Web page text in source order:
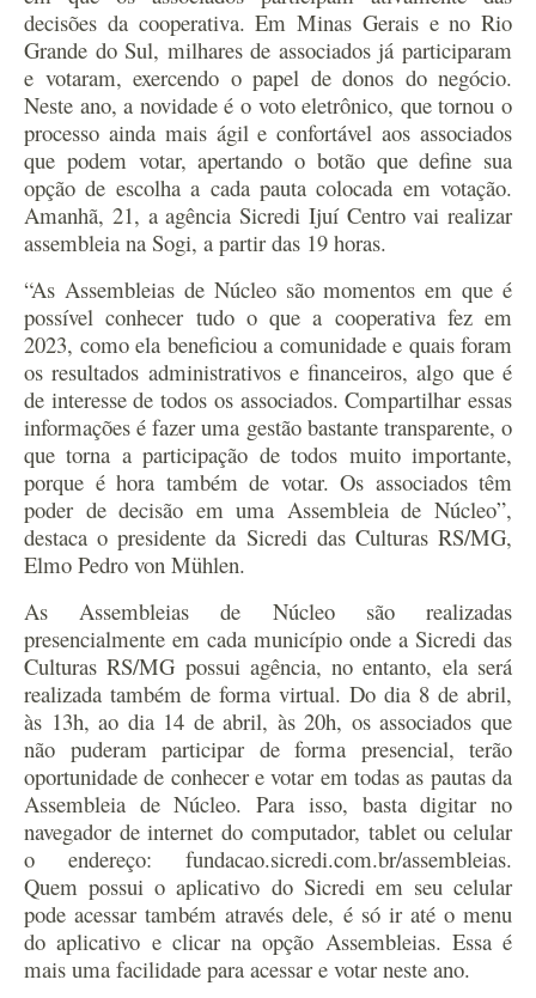
decisões da cooperativa. Em Minas Gerais e no Rio
Grande do Sul, milhares de associados já participaram
e votaram, exercendo o papel de donos do negócio.
Neste ano, a novidade é o voto eletrônico, que tornou o
processo ainda mais ágil e confortável aos associados
que podem votar, apertando o botão que define sua
opção de escolha a cada pauta colocada em votação.
Amanhã, 21, a agência Sicredi Ijuí Centro vai realizar
assembleia na Sogi, a partir das 19 horas.
“As Assembleias de Núcleo são momentos em que é
possível conhecer tudo o que a cooperativa fez em
2023, como ela beneficiou a comunidade e quais foram
os resultados administrativos e financeiros, algo que é
de interesse de todos os associados. Compartilhar essas
informações é fazer uma gestão bastante transparente, o
que torna a participação de todos muito importante,
porque é hora também de votar. Os associados têm
poder de decisão em uma Assembleia de Núcleo”,
destaca o presidente da Sicredi das Culturas RS/MG,
Elmo Pedro von Mühlen.
As Assembleias de Núcleo são realizadas
presencialmente em cada município onde a Sicredi das
Culturas RS/MG possui agência, no entanto, ela será
realizada também de forma virtual. Do dia 8 de abril,
às 13h, ao dia 14 de abril, às 20h, os associados que
não puderam participar de forma presencial, terão
oportunidade de conhecer e votar em todas as pautas da
Assembleia de Núcleo. Para isso, basta digitar no
navegador de internet do computador, tablet ou celular
o endereço: fundacao.sicredi.com.br/assembleias.
Quem possui o aplicativo do Sicredi em seu celular
pode acessar também através dele, é só ir até o menu
do aplicativo e clicar na opção Assembleias. Essa é
mais uma facilidade para acessar e votar neste ano.